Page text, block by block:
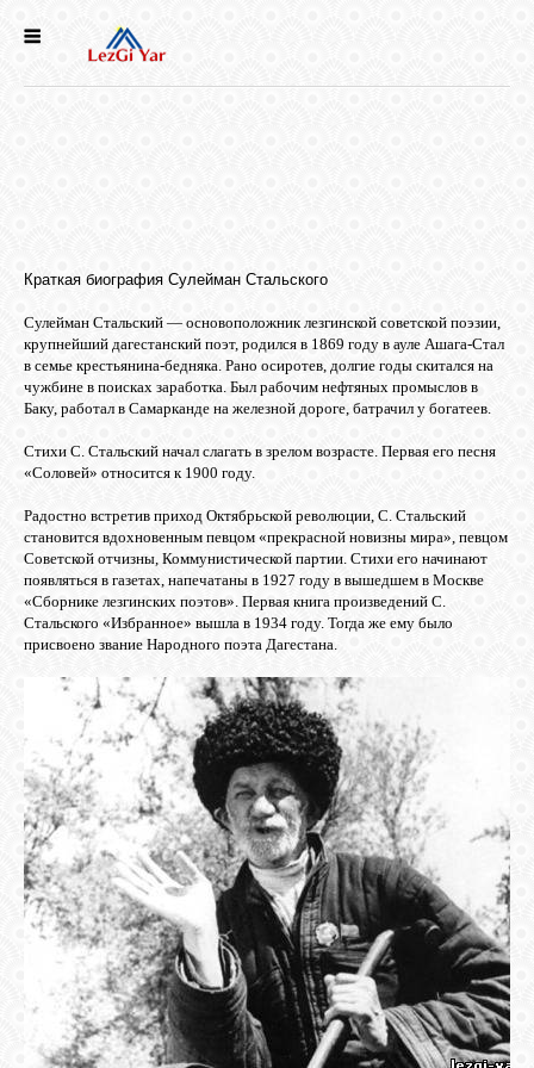
КУЛЬТУРА
ГОЛОС
ЛЕЗГИН
НАРОДЫ
БИБЛИОТЕКА
ФОРУМ
ГОСТЕВАЯ
О САЙТЕ
ФОТО
ВИДЕО
МУЗЫКА
САЙТЫ
Краткая биография Сулейман Стальского
Сулейман Стальский — основоположник лезгинской советской поэзии,
крупнейший дагестанский поэт, родился в 1869 году в ауле Ашага-Стал
в семье крестьянина-бедняка. Рано осиротев, долгие годы скитался на
чужбине в поисках заработка. Был рабочим нефтяных промыслов в
Баку, работал в Самарканде на железной дороге, батрачил у богатеев.
Стихи С. Стальский начал слагать в зрелом возрасте. Первая его песня
«Соловей» относится к 1900 году.
Радостно встретив приход Октябрьской революции, С. Стальский
становится вдохновенным певцом «прекрасной новизны мира», певцом
Советской отчизны, Коммунистической партии. Стихи его начинают
появляться в газетах, напечатаны в 1927 году в вышедшем в Москве
«Сборнике лезгинских поэтов». Первая книга произведений С.
Стальского «Избранное» вышла в 1934 году. Тогда же ему было
присвоено звание Народного поэта Дагестана.